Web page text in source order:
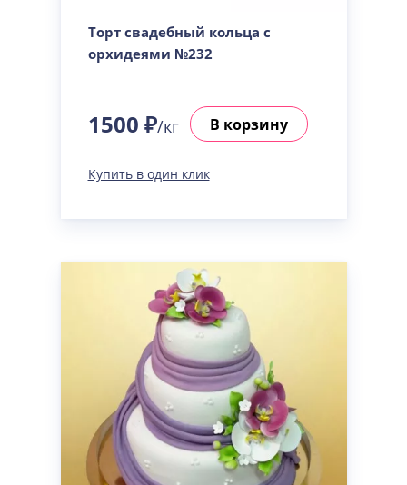
Торт свадебный кольца с
орхидеями №232
1500 ₽/кг В корзину
Купить в один клик